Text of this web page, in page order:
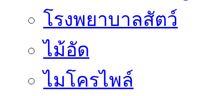
โรงพยาบาลสัตว์
ไม้อัด
ไมโครไพล์